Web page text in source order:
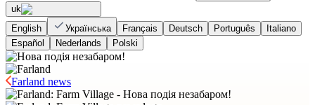
uk
English
Українська Français Deutsch Português
Italiano
Español
Nederlands Polski
Farland news